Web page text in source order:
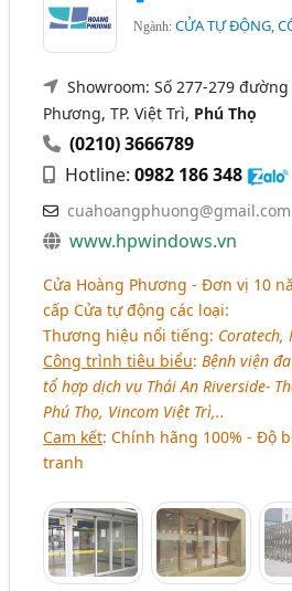
Ngành:CỬA TỰ ĐỘNG,
Showroom: Số 277-279
Phương, TP. Việt Trì, Phú Thọ
(0210) 3666789
Hotline:0982 186 348
cuahoangphuong@gmail.com
www.hpwindows.vn
Cửa Hoàng Phương - Đơn vị 10
cấp Cửa tự động các loại:
Thương hiệu nổi tiếng: Coratech,
Công trình tiêu biểu:Bệnh viện
tổ hợp dịch vụ Thái An Riverside-
Phú Thọ, Vincom Việt Trì,..
Cam kết: Chính hãng 100% - Độ
tranh